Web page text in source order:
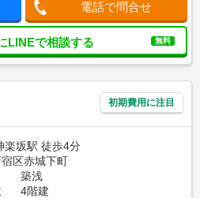
電話で問合せ
LINEで相談する 無料
初期費用に注目
楽坂駅 徒歩4分
区赤城下町
築浅
4階建